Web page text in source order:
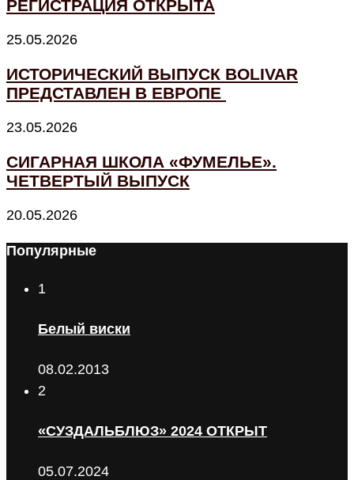
РЕГИСТРАЦИЯ ОТКРЫТА
25.05.2026
ИСТОРИЧЕСКИЙ ВЫПУСК BOLIVAR
ПРЕДСТАВЛЕН В ЕВРОПЕ
23.05.2026
СИГАРНАЯ ШКОЛА «ФУМЕЛЬЕ».
ЧЕТВЕРТЫЙ ВЫПУСК
20.05.2026
Популярные
1
Белый виски
08.02.2013
2
«СУЗДАЛЬБЛЮЗ» 2024 ОТКРЫТ
05.07.2024